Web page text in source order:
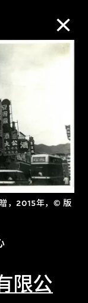
，2015年，© 版
限公
纪视觉